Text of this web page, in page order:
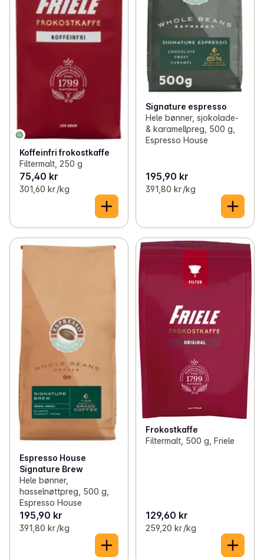
Koffeinfri frokostkaffe
Filtermalt, 250 g
75,40 kr
301,60 kr /kg
Signature espresso
Hele bønner, sjokolade-
& karamellpreg, 500 g,
Espresso House
195,90 kr
391,80 kr /kg
Espresso House
Signature Brew
Hele bønner,
hasselnøttpreg, 500 g,
Espresso House
195,90 kr
391,80 kr /kg
Frokostkaffe
Filtermalt, 500 g, Friele
129,60 kr
259,20 kr /kg